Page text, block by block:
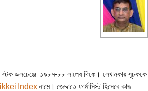
স্টক এক্সচেঞ্জে, ১৯৮৭-৮৮ সালের দিকে। সেখানকার সূচককে
Indexনামে। জেদ্দাতে ফার্মাসিস্ট হিসেবে কাজ